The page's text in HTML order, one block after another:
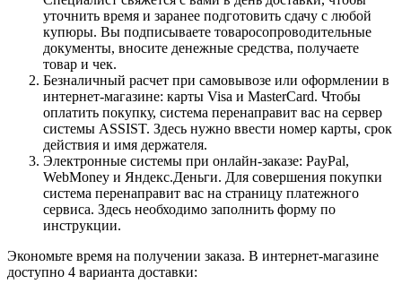
уточнить время и заранее подготовить сдачу с любой
купюры. Вы подписываете товаросопроводительные
документы, вносите денежные средства, получаете
товар и чек.
Безналичный расчет при самовывозе или оформлении в
интернет-магазине: карты Visa и MasterCard. Чтобы
оплатить покупку, система перенаправит вас на сервер
системы ASSIST. Здесь нужно ввести номер карты, срок
действия и имя держателя.
Электронные системы при онлайн-заказе: PayPal,
WebMoney и Яндекс.Деньги. Для совершения покупки
система перенаправит вас на страницу платежного
сервиса. Здесь необходимо заполнить форму по
инструкции.
Экономьте время на получении заказа. В интернет-магазине
доступно 4 варианта доставки: